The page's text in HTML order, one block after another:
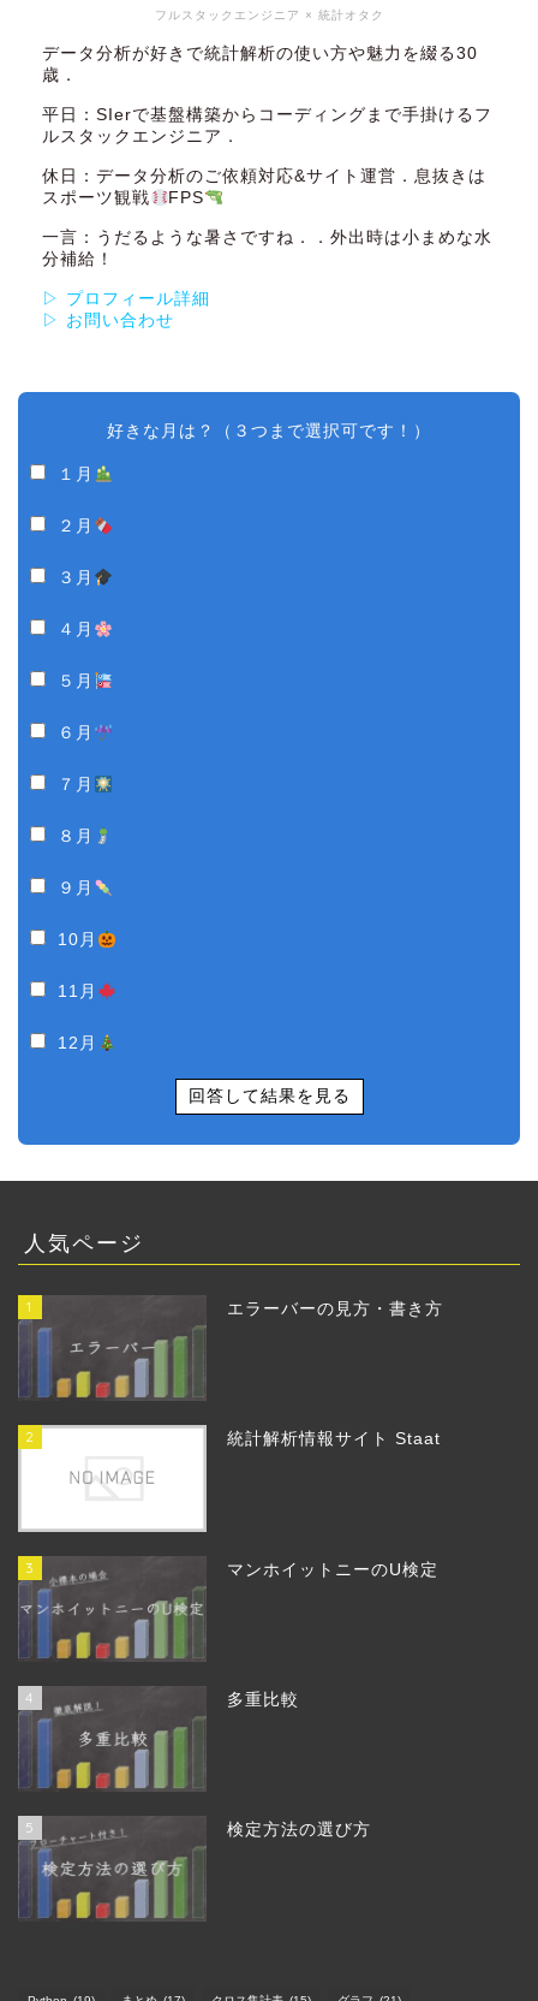
フルスタックエンジニア × 統計オタク
データ分析が好きで統計解析の使い方や魅力を綴る30
歳．
平日：SIerで基盤構築からコーディングまで手掛けるフ
ルスタックエンジニア．
休日：データ分析のご依頼対応&サイト運営．息抜きは
スポーツ観戦
FPS
一言：うだるような暑さですね．．外出時は小まめな水
分補給！
▷ プロフィール詳細
▷ お問い合わせ
好きな月は？（３つまで選択可です！）
１月
２月
３月
４月
５月
６月
７月
８月
９月
10月
11月
12月
回答して結果を見る
人気ページ
1 エラーバーの見方・書き方
2 統計解析情報サイト Staat
3 マンホイットニーのU検定
4 多重比較
5 検定方法の選び方